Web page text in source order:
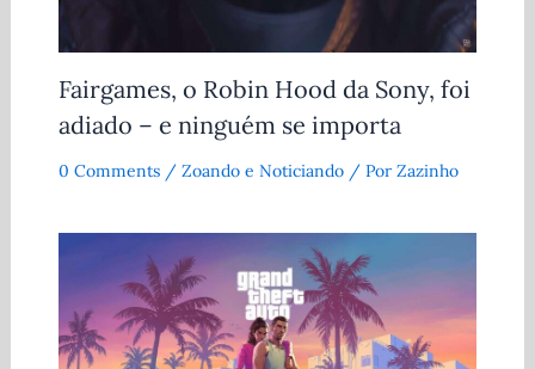
Fairgames, o Robin Hood da Sony, foi
adiado – e ninguém se importa
0 Comments / Zoando e Noticiando/ Por Zazinho